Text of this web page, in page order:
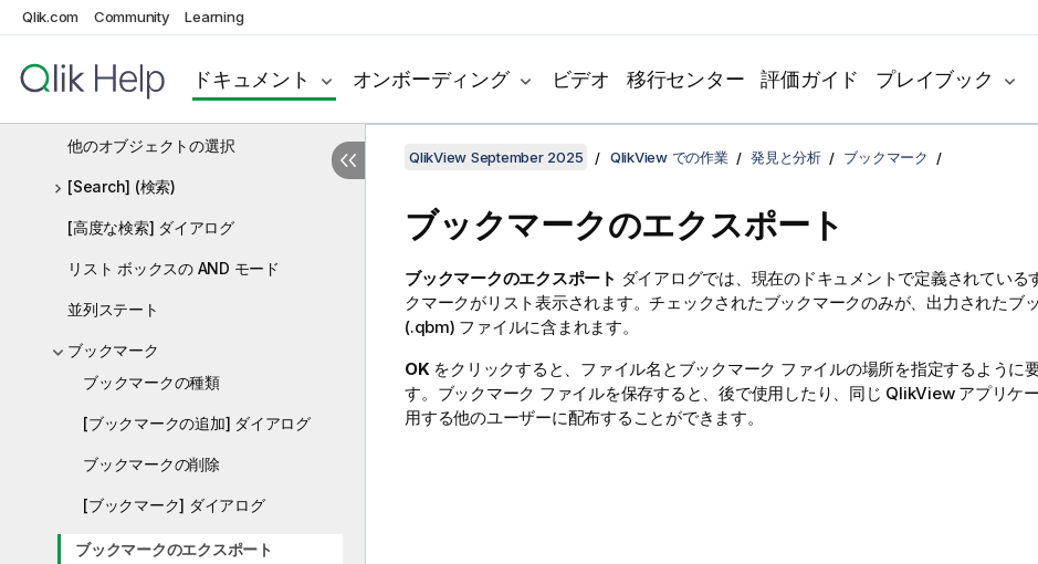
Qlik.com Community Learning
ドキュメント オンボーディング ビデオ 移行センター 評価ガイド プレイブック
選択の移動
選択されている項目値のロック
現在の選択条件
他のオブジェクトの選択
[Search] (検索)
[高度な検索] ダイアログ
リスト ボックスの AND モード
並列ステート
ブックマーク
ブックマークの種類
[ブックマークの追加] ダイアログ
ブックマークの削除
[ブックマーク] ダイアログ
ブックマークのエクスポート
QlikView September 2025 QlikView での作業 発見と分析 ブックマーク
ブックマークのエクスポート
ブックマークのエクスポート ダイアログでは、現在のドキュメントで定義されている
クマークがリスト表示されます。チェックされたブックマークのみが、出力されたブ
(.qbm) ファイルに含まれます。
OKをクリックすると、ファイル名とブックマーク ファイルの場所を指定するように
す。ブックマーク ファイルを保存すると、後で使用したり、同じ QlikView アプリケ
用する他のユーザーに配布することができます。